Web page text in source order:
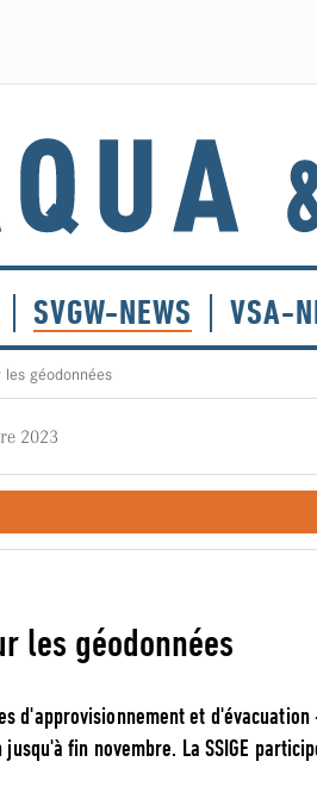
SVGW-NEWS VSA-
les géodonnées
2023
les géodonnées
d'approvisionnement et
fin novembre. La SSIGE